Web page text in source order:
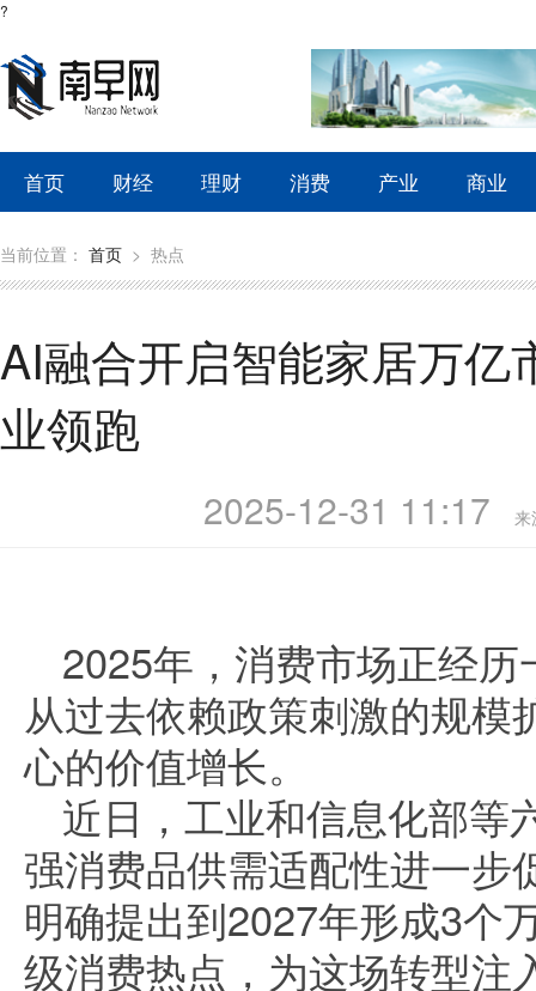
?
首页 财经 理财 消费 产业 商业
当前位置： 首页 > 热点
AI融合开启智能家居万
业领跑
2025-12-31 11:17
2025年，消费市场正经
从过去依赖政策刺激的规
心的价值增长。
近日，工业和信息化部等
强消费品供需适配性进一步
明确提出到2027年形成3个
级消费热点，为这场转型注